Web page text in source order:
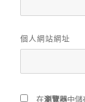
個人網站網址
在瀏覽器中儲